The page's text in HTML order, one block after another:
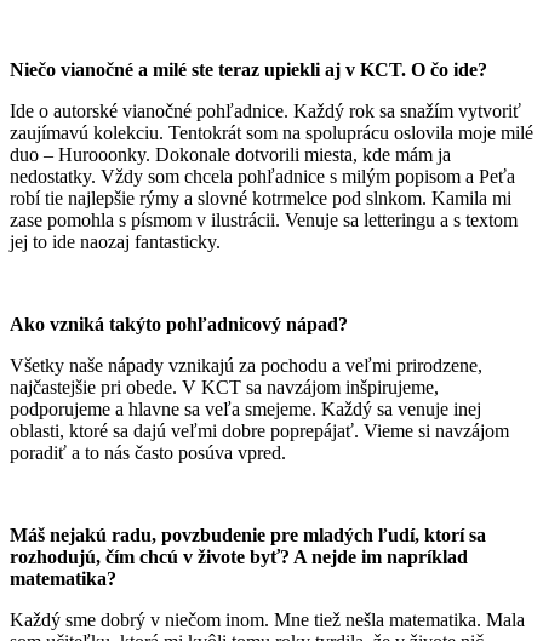
Niečo vianočné a milé ste teraz upiekli aj v KCT. O čo ide?
Ide o autorské vianočné pohľadnice. Každý rok sa snažím vytvoriť
zaujímavú kolekciu. Tentokrát som na spoluprácu oslovila moje milé
duo – Hurooonky. Dokonale dotvorili miesta, kde mám ja
nedostatky. Vždy som chcela pohľadnice s milým popisom a Peťa
robí tie najlepšie rýmy a slovné kotrmelce pod slnkom. Kamila mi
zase pomohla s písmom v ilustrácii. Venuje sa letteringu a s textom
jej to ide naozaj fantasticky.
Ako vzniká takýto pohľadnicový nápad?
Všetky naše nápady vznikajú za pochodu a veľmi prirodzene,
najčastejšie pri obede. V KCT sa navzájom inšpirujeme,
podporujeme a hlavne sa veľa smejeme. Každý sa venuje inej
oblasti, ktoré sa dajú veľmi dobre poprepájať. Vieme si navzájom
poradiť a to nás často posúva vpred.
Máš nejakú radu, povzbudenie pre mladých ľudí, ktorí sa
rozhodujú, čím chcú v živote byť? A nejde im napríklad
matematika?
Každý sme dobrý v niečom inom. Mne tiež nešla matematika. Mala